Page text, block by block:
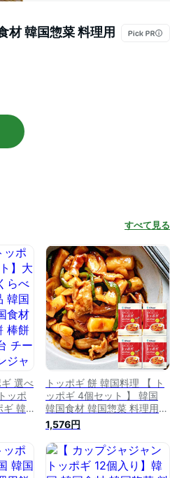
材 韓国惣菜 料理用
すべて見る
ギ 選べ
ッポ
ギ 韓
餅
用餅
台 チ
ジャパ
トッポギ 餅 韓国料理 【 ト
ッポギ 4個セット 】 韓国
韓国食材 韓国惣菜 料理用餅
おつまみ おやつ 簡単調理
甘辛たれ
1,576円